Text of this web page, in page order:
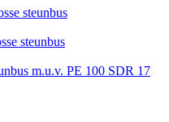
steunbus
steunbus
m.u.v. PE 100 SDR 17